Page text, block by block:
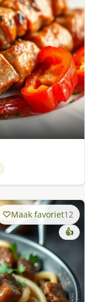
Maak favoriet12
👍